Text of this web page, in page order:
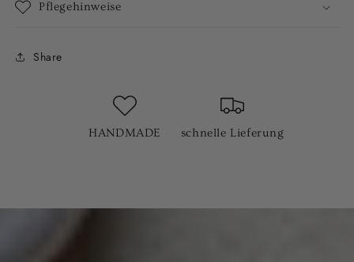
Pflegehinweise
Share
HANDMADE schnelle Lieferung